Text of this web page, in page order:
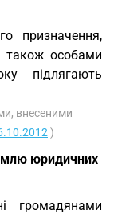
призначення,
також особами
підлягають
внесеними
)
юридичних
громадянами